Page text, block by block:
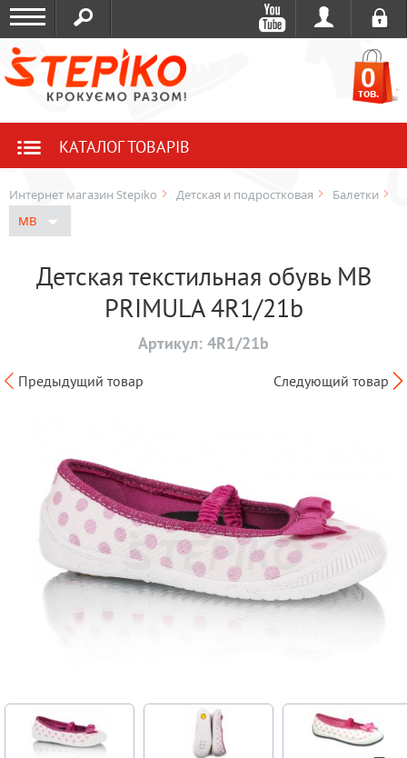
0
тов.
КАТАЛОГ ТОВАРІВ
Интернет магазин Stepiko Детская и подростковая
Балетки
MB
Детская текстильная обувь MB
PRIMULA 4R1/21b
Артикул: 4R1/21b
Предыдущий товар Следующий товар